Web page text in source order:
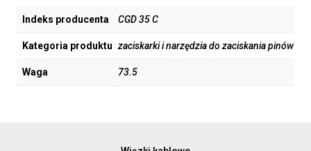
Indeks producenta CGD 35 C
Kategoria produktu zaciskarki i narzędzia do zaciskania pinów
Waga 73.5